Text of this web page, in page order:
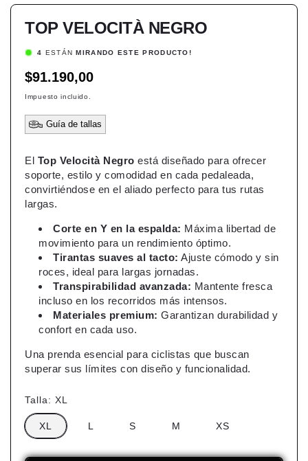
TOP VELOCITÀ NEGRO
4 ESTÁN MIRANDO ESTE PRODUCTO!
Precio
habitual
$91.190,00
Impuesto incluido.
Guía de tallas
El Top Velocità Negro está diseñado para ofrecer
soporte, estilo y comodidad en cada pedaleada,
convirtiéndose en el aliado perfecto para tus rutas
largas.
Corte en Y en la espalda: Máxima libertad de
movimiento para un rendimiento óptimo.
Tirantas suaves al tacto: Ajuste cómodo y sin
roces, ideal para largas jornadas.
Transpirabilidad avanzada: Mantente fresca
incluso en los recorridos más intensos.
Materiales premium: Garantizan durabilidad y
confort en cada uso.
Una prenda esencial para ciclistas que buscan
superar sus límites con diseño y funcionalidad.
Talla: XL
XL L S M XS